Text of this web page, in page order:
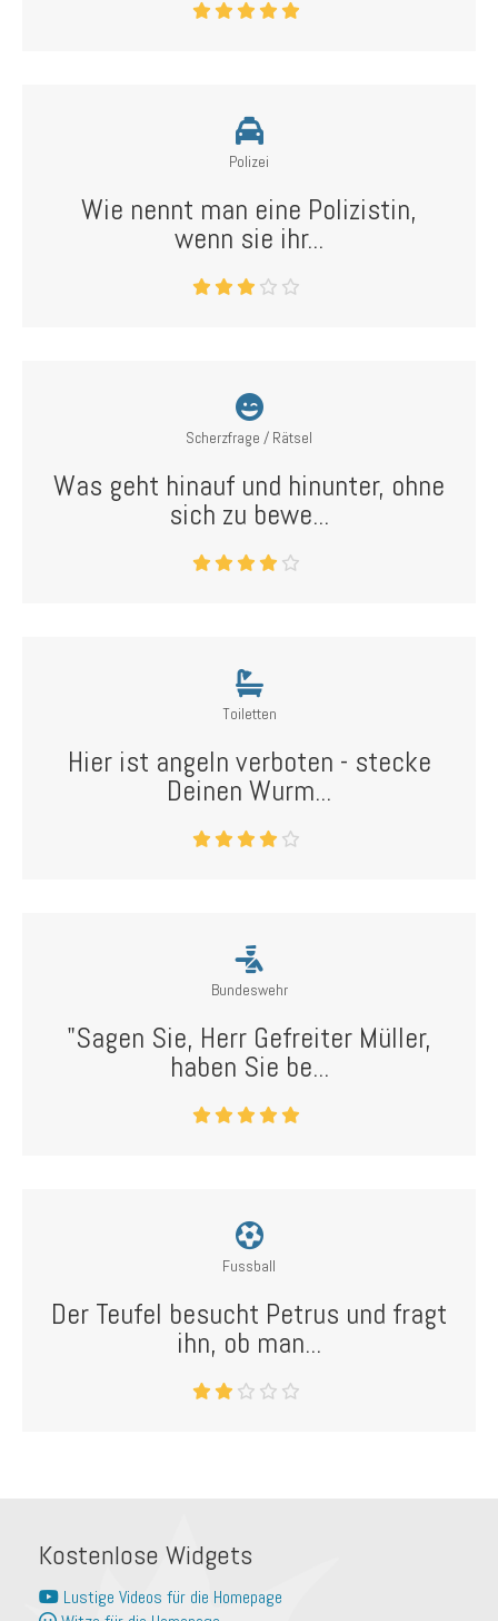
Polizei
Wie nennt man eine Polizistin,
wenn sie ihr...
Scherzfrage / Rätsel
Was geht hinauf und hinunter, ohne
sich zu bewe...
Toiletten
Hier ist angeln verboten - stecke
Deinen Wurm...
Bundeswehr
"Sagen Sie, Herr Gefreiter Müller,
haben Sie be...
Fussball
Der Teufel besucht Petrus und fragt
ihn, ob man...
Kostenlose Widgets
Lustige Videos für die Homepage